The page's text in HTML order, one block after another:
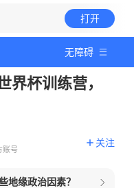
打开
无障碍
界杯训练营，
账号
关注
地缘政治因素？